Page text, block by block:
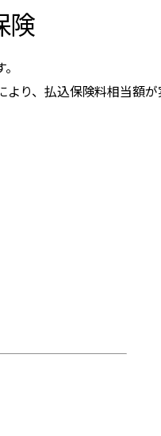
険
り、払込保険料相当額が